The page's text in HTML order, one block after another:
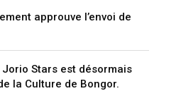
approuve l’envoi de
Stars est désormais
la Culture de Bongor.